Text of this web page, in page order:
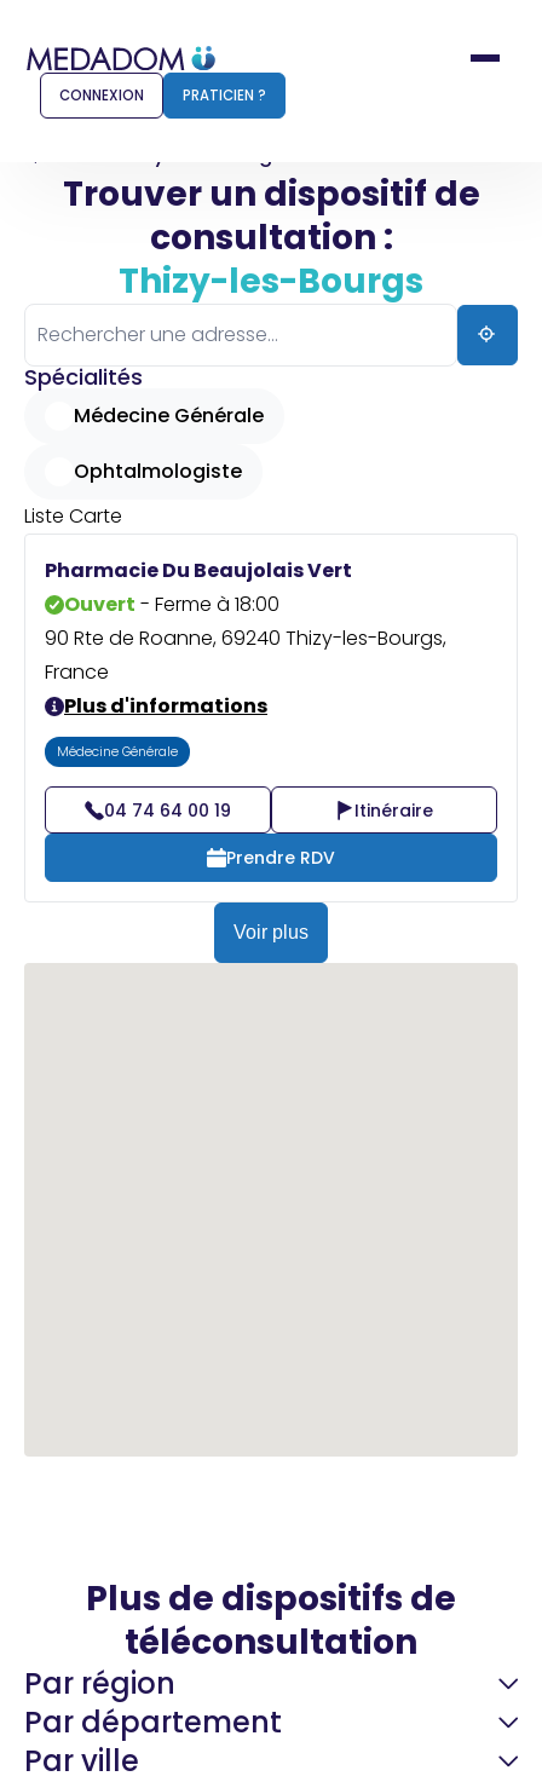
Comment ça marche ?
Pharmacien
Connexion
Praticien ?
CONNEXION PRATICIEN ?
Thizy-les-Bourgs
Trouver un dispositif de
consultation :
Thizy-les-Bourgs
Spécialités
Médecine Générale
Ophtalmologiste
Liste Carte
Pharmacie Du Beaujolais Vert
Ouvert - Ferme à 18:00
90 Rte de Roanne, 69240 Thizy-les-Bourgs,
France
Plus d'informations
Médecine Générale
04 74 64 00 19
Itinéraire
Prendre RDV
Voir plus
Plus de dispositifs de
téléconsultation
Par région
Par département
Par ville